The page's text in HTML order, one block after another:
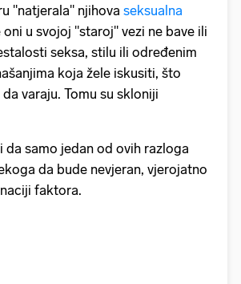
"natjerala" njihova seksualna
oni u svojoj "staroj" vezi ne bave ili
seksa, stilu ili određenim
koja žele iskusiti, što
varaju. Tomu su skloniji
da samo jedan od ovih razloga
da bude nevjeran, vjerojatno
faktora.